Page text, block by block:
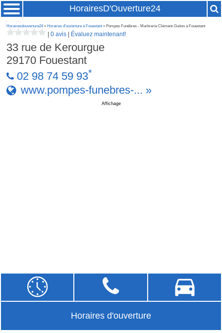
HorairesD'Ouverture24
Horairesdouverture24» Horaires d'ouverture à Fouestant » Pompes Funèbres - Marbrerie Clément-Guiton à Fouestant
|0 avis Évaluez maintenant!
33 rue de Kerourgue
29170 Fouestant
02 98 74 59 93*
www.pompes-funebres-... »
Affichage
Horaires d'ouverture